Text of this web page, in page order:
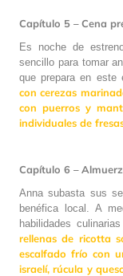
Capítulo 5 – Cena
Es noche de
sencillo para tomar
que prepara en este
con cerezas
con puerros y
individuales de
Capítulo 6 –
Anna subasta sus
benéfica local. A
habilidades
rellenas de ricotta
escalfado frío con
israelí, rúcula y